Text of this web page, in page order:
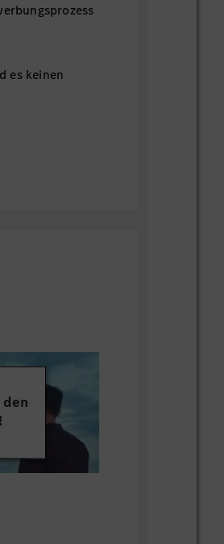
es keinen
um
zu